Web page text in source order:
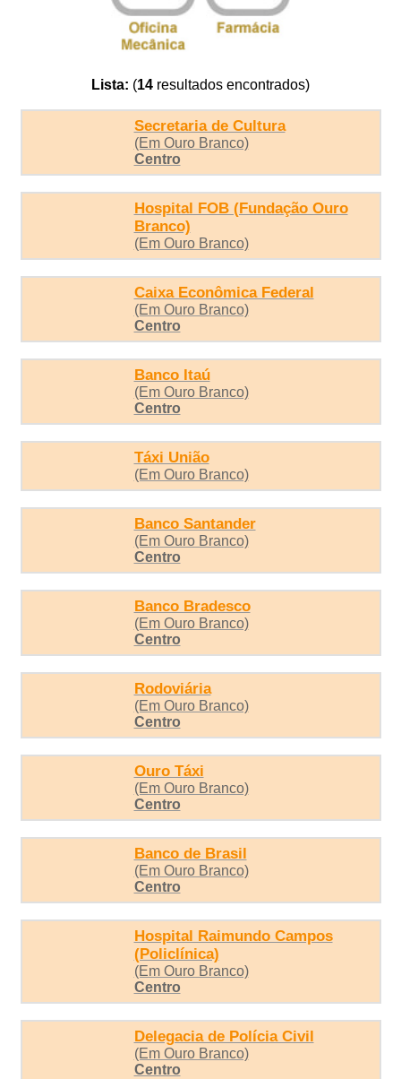
Lista: (14 resultados encontrados)
Secretaria de Cultura
(Em Ouro Branco)
Centro
Hospital FOB (Fundação Ouro
Branco)
(Em Ouro Branco)
Caixa Econômica Federal
(Em Ouro Branco)
Centro
Banco Itaú
(Em Ouro Branco)
Centro
Táxi União
(Em Ouro Branco)
Banco Santander
(Em Ouro Branco)
Centro
Banco Bradesco
(Em Ouro Branco)
Centro
Rodoviária
(Em Ouro Branco)
Centro
Ouro Táxi
(Em Ouro Branco)
Centro
Banco de Brasil
(Em Ouro Branco)
Centro
Hospital Raimundo Campos
(Policlínica)
(Em Ouro Branco)
Centro
Delegacia de Polícia Civil
(Em Ouro Branco)
Centro